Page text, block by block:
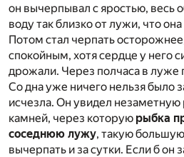
он вычерпывал с яростью, весь
воду так близко от лужи, что
Потом стал черпать
спокойным, хотя сердце у него
дрожали. Через полчаса в луже
Со дна уже ничего нельзя было
исчезла. Он увидел
камней, через которую рыбка
соседнюю лужу, такую
вычерпать и за сутки. Если б он